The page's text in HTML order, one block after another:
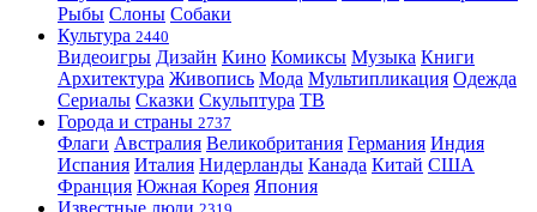
Рыбы Слоны Собаки
Культура 2440
Видеоигры Дизайн Кино Комиксы Музыка Книги
Архитектура Живопись Мода Мультипликация Одежда
Сериалы Сказки Скульптура ТВ
Города и страны 2737
Флаги Австралия Великобритания Германия Индия
Испания Италия Нидерланды Канада Китай США
Франция Южная Корея Япония
Известные люди